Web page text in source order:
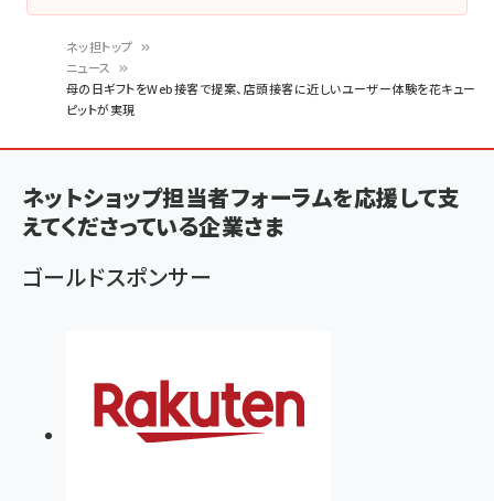
く
ず
ネッ担トップ
ニュース
母の日ギフトをWeb接客で提案、店頭接客に近しいユーザー体験を花キュー
ピットが実現
ネットショップ担当者フォーラムを応援して支
えてくださっている企業さま
ゴールドスポンサー